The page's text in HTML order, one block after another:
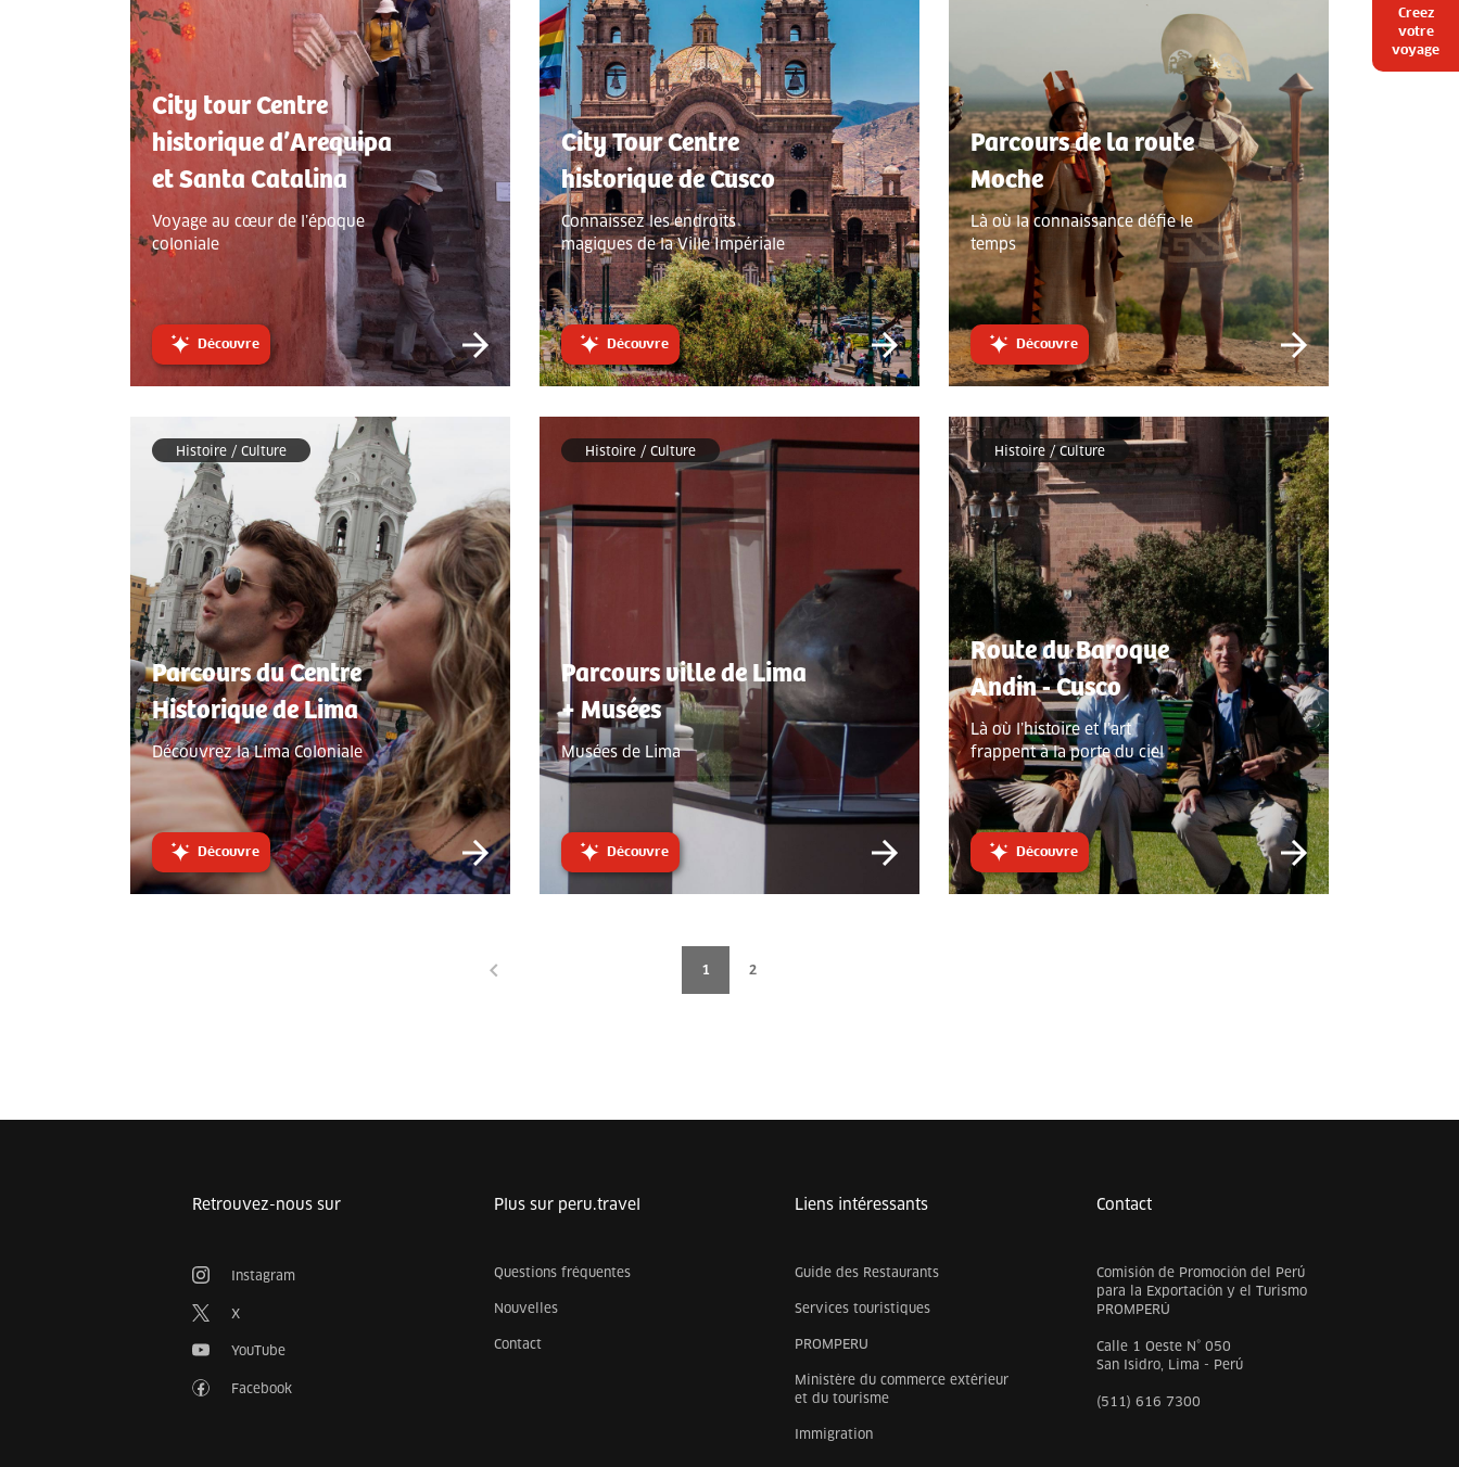
City tour Centre
historique d’Arequipa
et Santa Catalina
Voyage au cœur de l’époque
coloniale
Découvre
City Tour Centre
historique de Cusco
Connaissez les endroits
magiques de la Ville Impériale
Découvre
Parcours de la route
Moche
Là où la connaissance défie le
temps
Découvre
Histoire / Culture
Parcours du Centre
Historique de Lima
Découvrez la Lima Coloniale
Découvre
Histoire / Culture
Parcours ville de Lima
+ Musées
Musées de Lima
Découvre
Histoire / Culture
Route du Baroque
Andin - Cusco
Là où l’histoire et l’art
frappent à la porte du ciel
Découvre
< 1 2
Creez
votre
voyage
Retrouvez-nous sur
Instagram
X
YouTube
Facebook
Plus sur peru.travel
Questions fréquentes
Nouvelles
Contact
Liens intéressants
Guide des Restaurants
Services touristiques
PROMPERU
Ministère du commerce extérieur
et du tourisme
Immigration
Contact
Comisión de Promoción del Perú
para la Exportación y el Turismo
PROMPERÚ
Calle 1 Oeste N° 050
San Isidro, Lima - Perú
(511) 616 7300